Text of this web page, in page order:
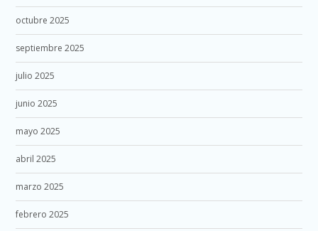
octubre 2025
septiembre 2025
julio 2025
junio 2025
mayo 2025
abril 2025
marzo 2025
febrero 2025